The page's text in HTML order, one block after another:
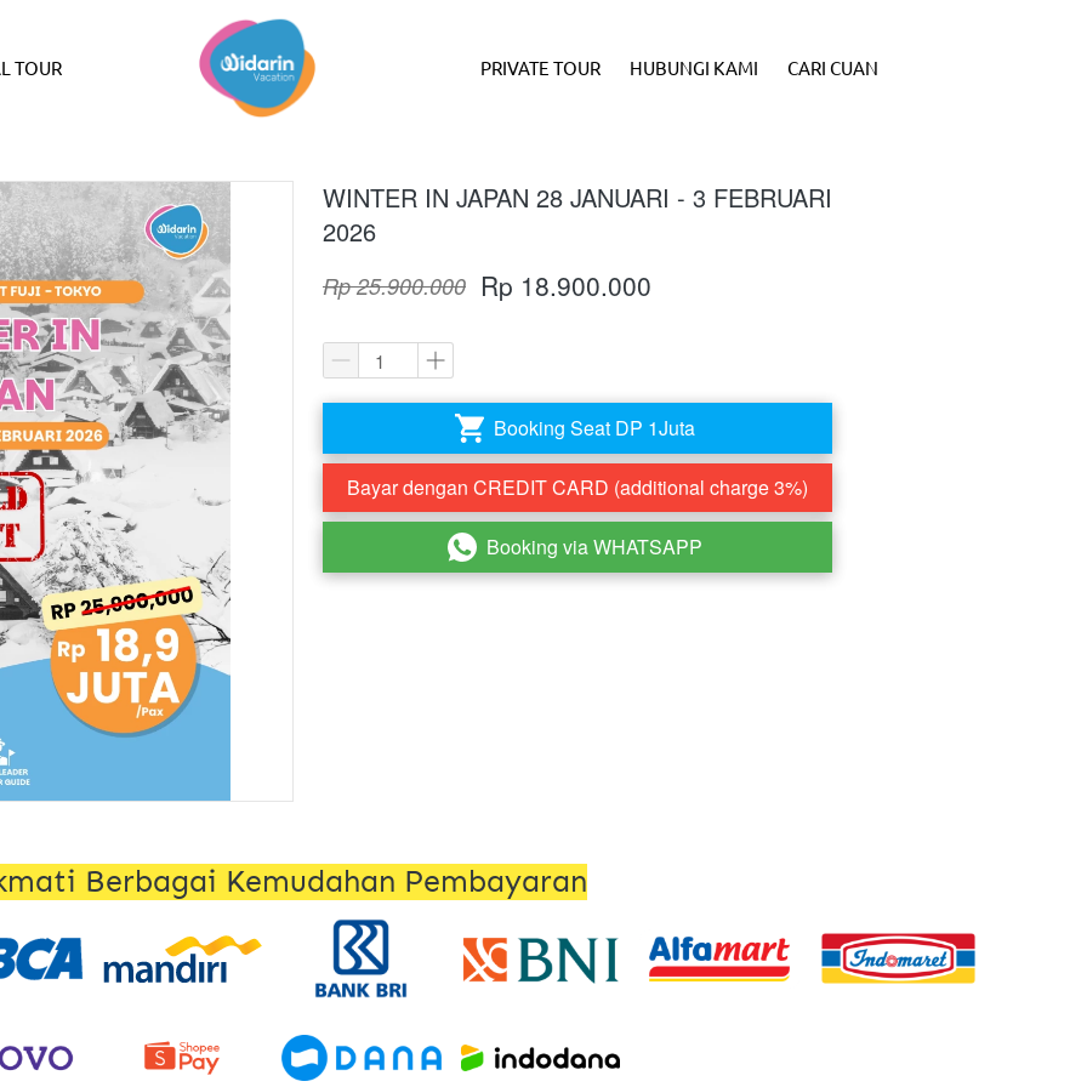
TOUR PRIVATE TOUR HUBUNGI KAMI CARI CUAN
WINTER IN JAPAN 28 JANUARI - 3 FEBRUARI
2026
Rp 25.900.000 Rp 18.900.000
` Booking Seat DP 1Juta
`Bayar dengan CREDIT CARD (additional charge 3%)
` Booking via WHATSAPP
Berbagai Kemudahan Pembayaran